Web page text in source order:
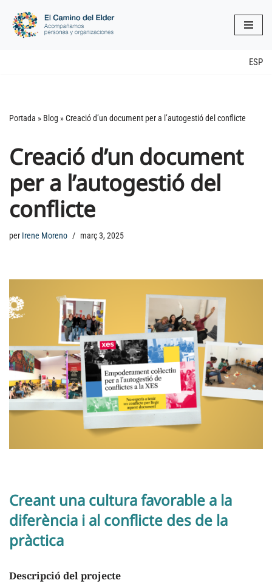
Vés
ESP
Portada » Blog »Creació d’un document per a l’autogestió del conflicte
Creació d’un document
per a l’autogestió del
conflicte
per Irene Moreno març 3, 2025
Creant una cultura favorable a la
diferència i al conflicte des de la
pràctica
Descripció del projecte